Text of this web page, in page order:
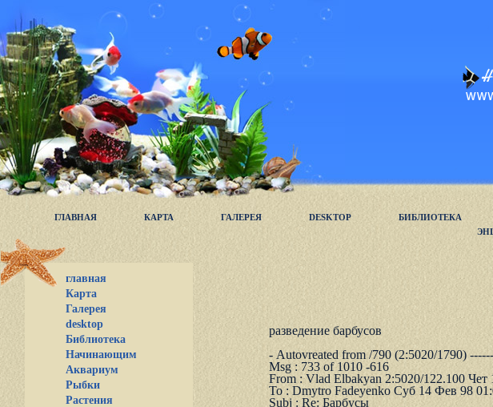
ГЛАВНАЯ КАРТА ГАЛЕРЕЯ DESKTOP БИБЛИОТЕКА
главная
Карта
Галерея
desktop
Библиотека
Начинающим
Аквариум
Рыбки
Растения
разведение барбусов
- Autovreated from /790 (2:5020/1790)
Msg : 733 of 1010 -616
From : Vlad Elbakyan 2:5020/122.100 Чет
To : Dmytro Fadeyenko Суб 14 Фев 98
Subj : Re: Баpбyсы